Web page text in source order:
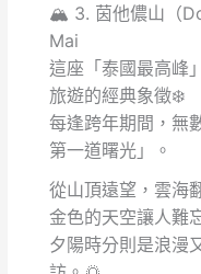
🏔️ 3. 茵他儂山（
Mai
這座「泰國最高峰
旅遊的經典象徵❄️
每逢跨年期間，無
第一道曙光」。
從山頂遠望，雲海
金色的天空讓人難
夕陽時分則是浪漫